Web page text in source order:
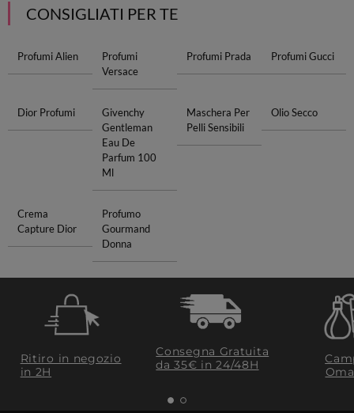
CONSIGLIATI PER TE
Profumi Alien
Profumi
Versace
Profumi Prada Profumi Gucci
Dior Profumi
Givenchy
Gentleman
Eau De
Parfum 100
Ml
Maschera Per
Pelli Sensibili
Olio Secco
Crema
Capture Dior
Profumo
Gourmand
Donna
Ritiro in negozio
in 2H
Consegna Gratuita
da 35€​ in 24/48H